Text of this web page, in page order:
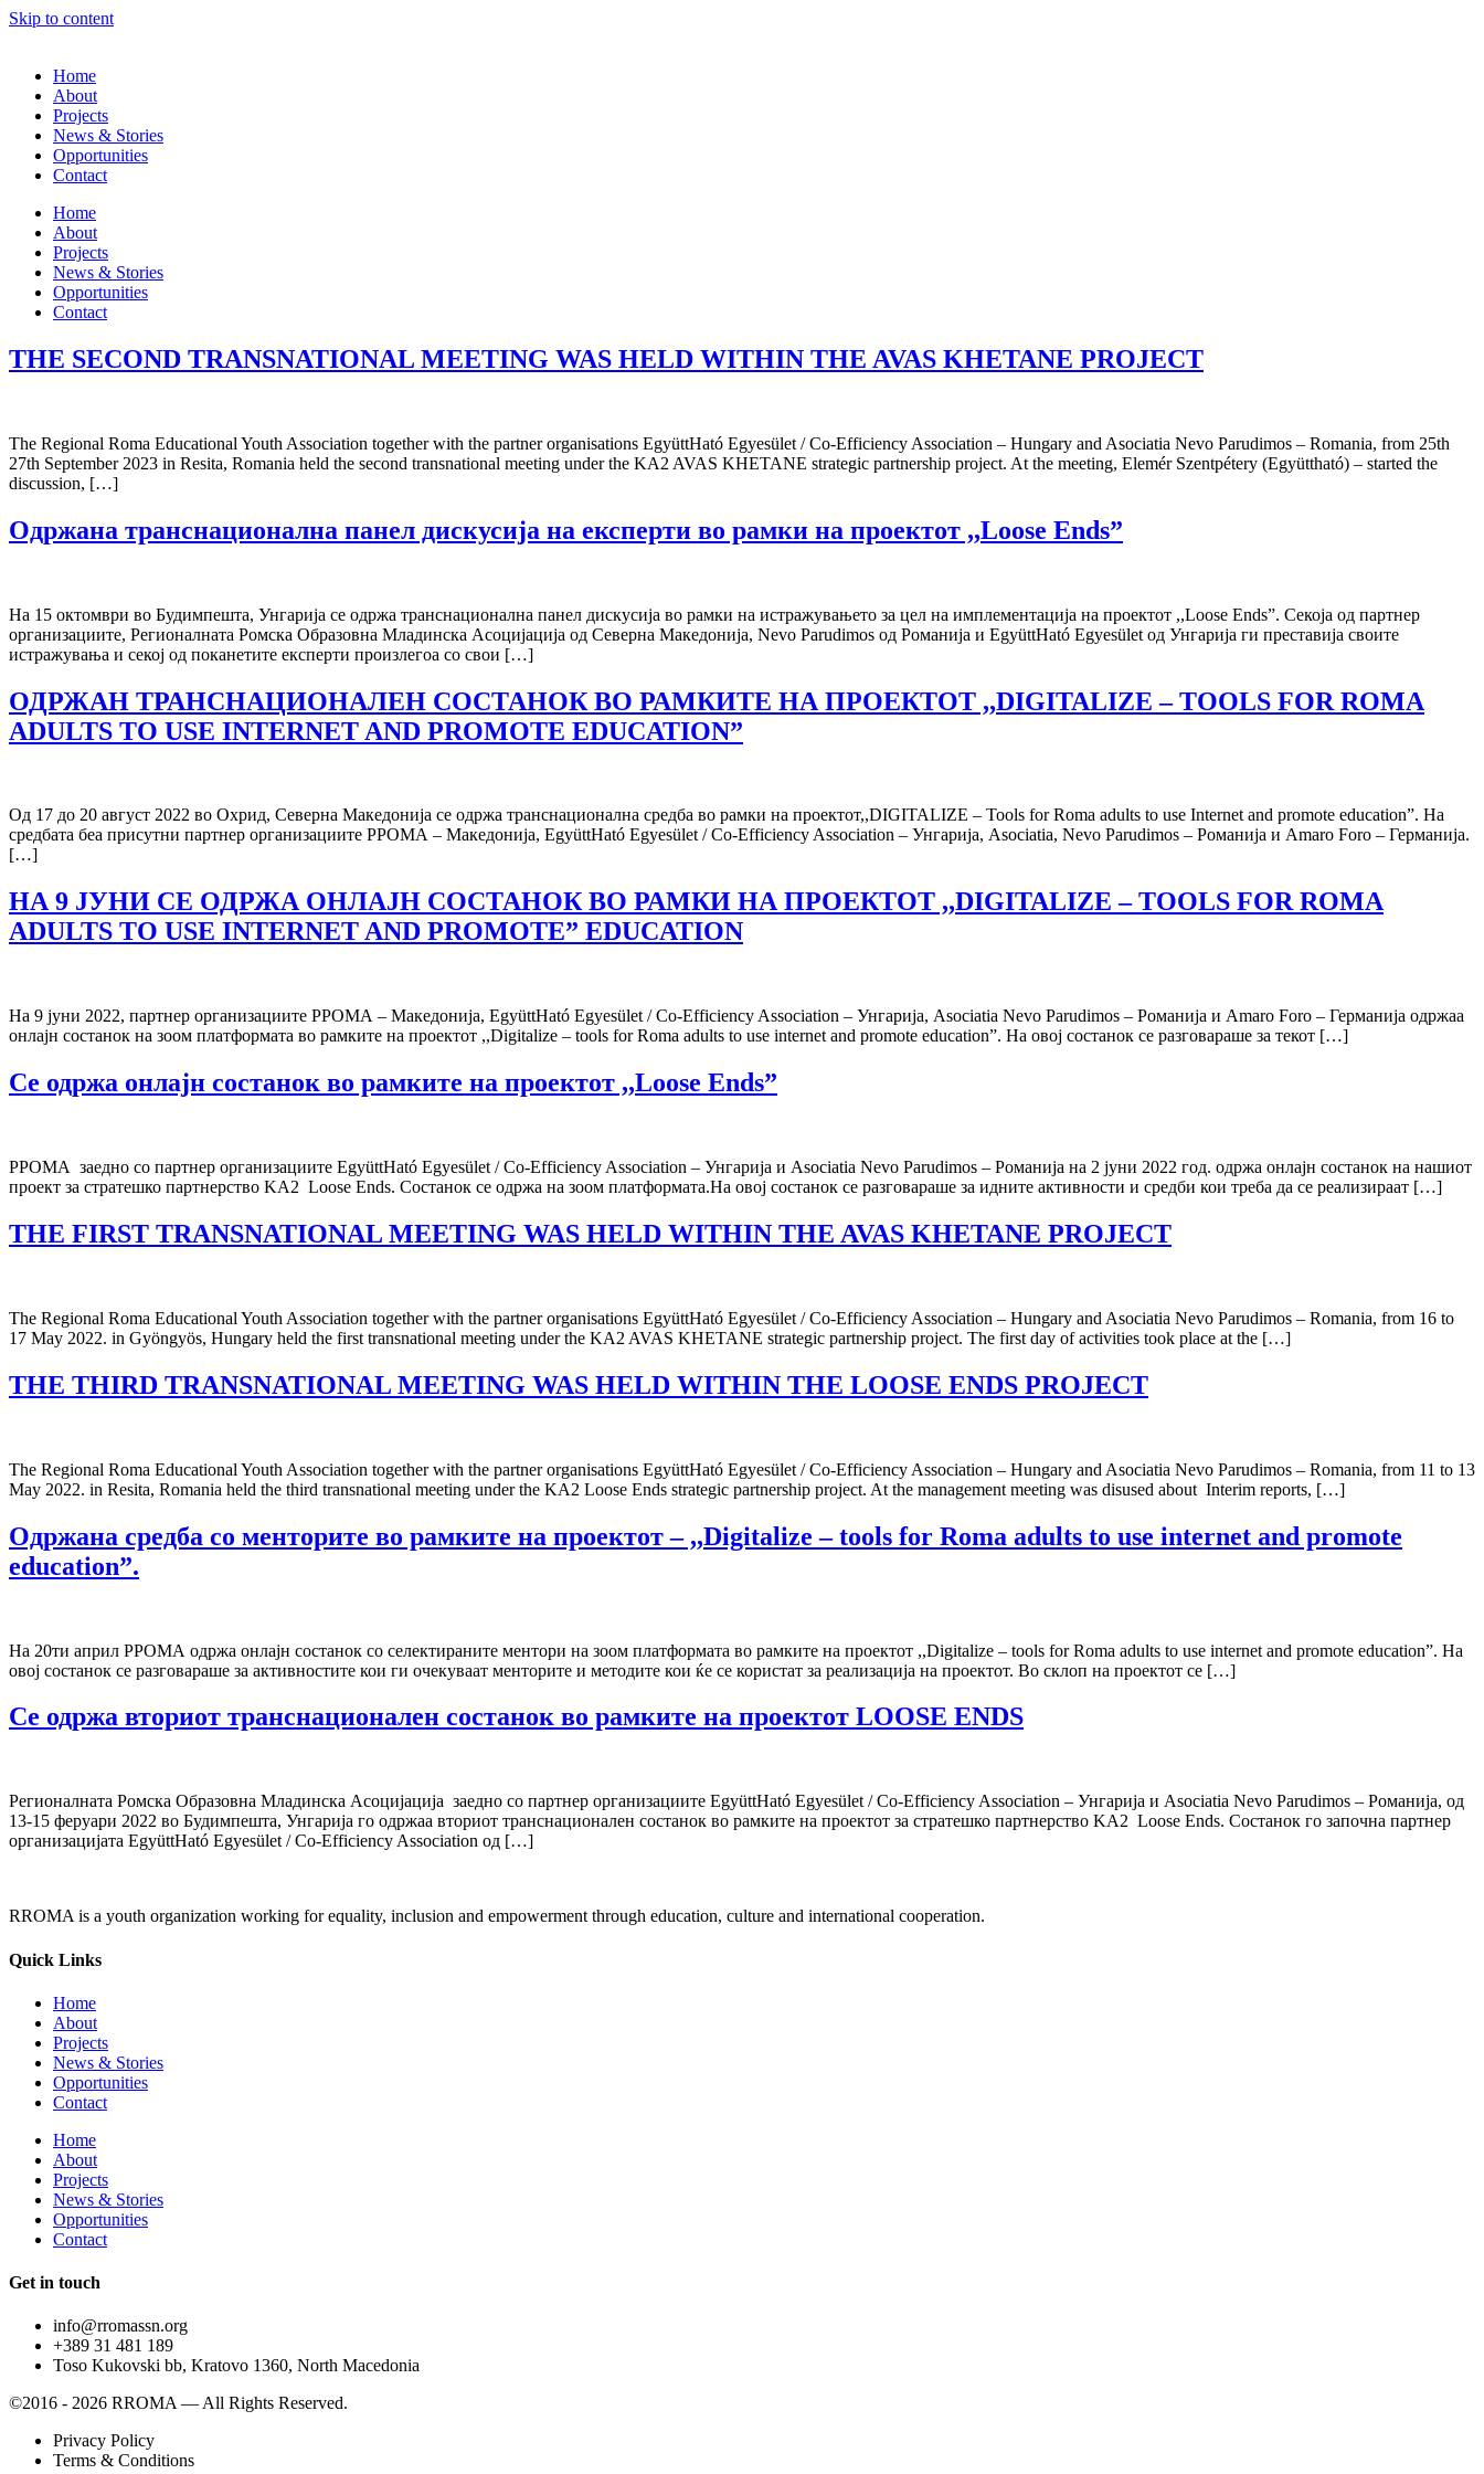
Skip to content
Home
About
Projects
News & Stories
Opportunities
Contact
Home
About
Projects
News & Stories
Opportunities
Contact
THE SECOND TRANSNATIONAL MEETING WAS HELD WITHIN THE AVAS KHETANE PROJECT
The Regional Roma Educational Youth Association together with the partner organisations EgyüttHató Egyesület / Co-Efficiency Association – Hungary and Asociatia Nevo Parudimos – Romania, from 25th
27th September 2023 in Resita, Romania held the second transnational meeting under the KA2 AVAS KHETANE strategic partnership project. At the meeting, Elemér Szentpétery (Együttható) – started the
discussion, […]
Одржана транснационална панел дискусија на експерти во рамки на проектот ,,Loose Ends”
На 15 октомври во Будимпешта, Унгарија се одржа транснационална панел дискусија во рамки на истражувањето за цел на имплементација на проектот ,,Loose Ends”. Секоја од партнер
организациите, Регионалната Ромска Образовна Младинска Асоцијација од Северна Македонија, Nevo Parudimos од Романија и EgyüttHató Egyesület од Унгарија ги преставија своите
истражувања и секој од поканетите експерти произлегоа со свои […]
ОДРЖАН ТРАНСНАЦИОНАЛЕН СОСТАНОК ВО РАМКИТЕ НА ПРОЕКТОТ ,,DIGITALIZE – TOOLS FOR ROMA
ADULTS TO USE INTERNET AND PROMOTE EDUCATION”
Од 17 до 20 август 2022 во Охрид, Северна Македонија се одржа транснационална средба во рамки на проектот,,DIGITALIZE – Tools for Roma adults to use Internet and promote education”. На
средбата беа присутни партнер организациите РРОМА – Македонија, EgyüttHató Egyesület / Co-Efficiency Association – Унгарија, Asociatia, Nevo Parudimos – Романија и Amaro Foro – Германија.
[…]
НА 9 ЈУНИ СЕ ОДРЖА ОНЛАЈН СОСТАНОК ВО РАМКИ НА ПРОЕКТОТ ,,DIGITALIZE – TOOLS FOR ROMA
ADULTS TO USE INTERNET AND PROMOTE” EDUCATION
На 9 јуни 2022, партнер организациите РРОМА – Македонија, EgyüttHató Egyesület / Co-Efficiency Association – Унгарија, Asociatia Nevo Parudimos – Романија и Amaro Foro – Германија одржаа
онлајн состанок на зоом платформата во рамките на проектот ,,Digitalize – tools for Roma adults to use internet and promote education”. На овој состанок се разговараше за текот […]
Се одржа онлајн состанок во рамките на проектот ,,Loose Ends”
РРОМА заедно со партнер организациите EgyüttHató Egyesület / Co-Efficiency Association – Унгарија и Asociatia Nevo Parudimos – Романија на 2 јуни 2022 год. одржа онлајн состанок на нашиот
проект за стратешко партнерство KA2 Loose Ends. Состанок се одржа на зоом платформата.На овој состанок се разговараше за идните активности и средби кои треба да се реализираат […]
THE FIRST TRANSNATIONAL MEETING WAS HELD WITHIN THE AVAS KHETANE PROJECT
The Regional Roma Educational Youth Association together with the partner organisations EgyüttHató Egyesület / Co-Efficiency Association – Hungary and Asociatia Nevo Parudimos – Romania, from 16 to
17 May 2022. in Gyöngyös, Hungary held the first transnational meeting under the KA2 AVAS KHETANE strategic partnership project. The first day of activities took place at the […]
THE THIRD TRANSNATIONAL MEETING WAS HELD WITHIN THE LOOSE ENDS PROJECT
The Regional Roma Educational Youth Association together with the partner organisations EgyüttHató Egyesület / Co-Efficiency Association – Hungary and Asociatia Nevo Parudimos – Romania, from 11 to 13
May 2022. in Resita, Romania held the third transnational meeting under the KA2 Loose Ends strategic partnership project. At the management meeting was disused about Interim reports, […]
Одржана средба со менторите во рамките на проектот – ,,Digitalize – tools for Roma adults to use internet and promote
education”.
На 20ти април РРОМА одржа онлајн состанок со селектираните ментори на зоом платформата во рамките на проектот ,,Digitalize – tools for Roma adults to use internet and promote education”. На
овој состанок се разговараше за активностите кои ги очекуваат менторите и методите кои ќе се користат за реализација на проектот. Во склоп на проектот се […]
Се одржа вториот транснационален состанок во рамките на проектот LOOSE ENDS
Регионалната Ромска Образовна Младинска Асоцијација заедно со партнер организациите EgyüttHató Egyesület / Co-Efficiency Association – Унгарија и Asociatia Nevo Parudimos – Романија, од
13-15 феруари 2022 во Будимпешта, Унгарија го одржаа вториот транснационален состанок во рамките на проектот за стратешко партнерство KA2 Loose Ends. Состанок го започна партнер
организацијата EgyüttHató Egyesület / Co-Efficiency Association од […]
RROMA is a youth organization working for equality, inclusion and empowerment through education, culture and international cooperation.
Quick Links
Home
About
Projects
News & Stories
Opportunities
Contact
Home
About
Projects
News & Stories
Opportunities
Contact
Get in touch
info@rromassn.org
+389 31 481 189
Toso Kukovski bb, Kratovo 1360, North Macedonia
©2016 - 2026 RROMA — All Rights Reserved.
Privacy Policy
Terms & Conditions